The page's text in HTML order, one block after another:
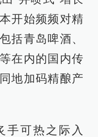
开始频频对精
括青岛啤酒、
在内的国内传
地加码精酿产
手可热之际入